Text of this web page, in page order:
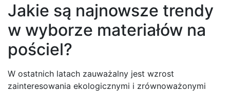
Jakie są najnowsze trendy
w wyborze materiałów na
pościel?
W ostatnich latach zauważalny jest wzrost
zainteresowania ekologicznymi i zrównoważonymi